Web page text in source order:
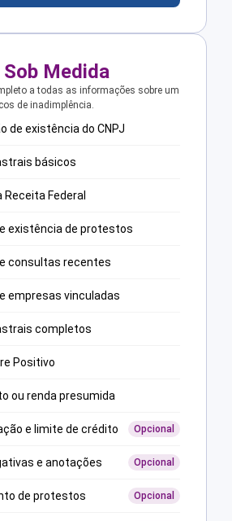
Medida
a todas as informações sobre um
de inadimplência.
de existência do CNPJ
básicos
Receita Federal
existência de protestos
consultas recentes
empresas vinculadas
completos
Positivo
ou renda presumida
e limite de crédito Opcional
e anotações Opcional
de protestos Opcional